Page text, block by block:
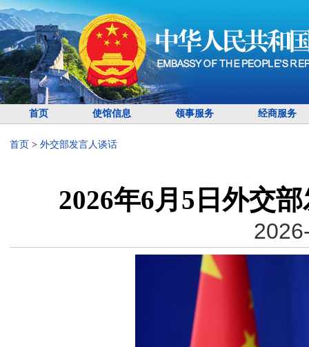
首页 使馆信息 领事服务 经商服务
首页 > 外交部发言人谈话
2026年6月5日外交